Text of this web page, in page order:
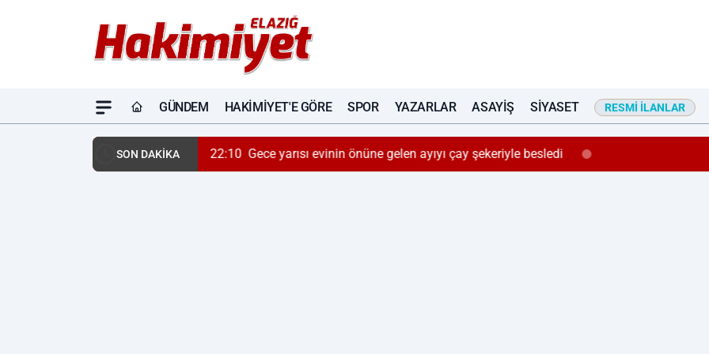
GÜNDEM HAKIMIYET'E GÖRE SPOR YAZARLAR ASAYIŞ SIYASET RESMI İLANLAR
SON DAKİKA 22:10 Gece yarısı evinin önüne gelen ayıyı çay şekeriyle besledi